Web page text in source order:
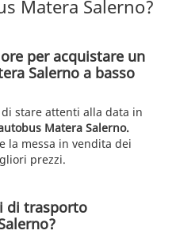
Matera Salerno?
per acquistare un
Salerno a basso
stare attenti alla data in
Matera Salerno.
la messa in vendita dei
prezzi.
di trasporto